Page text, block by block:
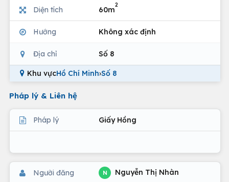
Diện tích 60m
2
Hướng Không xác định
Địa chỉ Số 8
Khu vựcHồ Chí Minh›Số 8
Pháp lý & Liên hệ
Pháp lý Giấy Hồng
Người đăng N Nguyễn Thị Nhàn